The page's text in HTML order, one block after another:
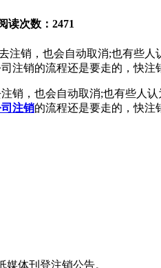
读次数： 2471
注销，也会自动取消;也有些
注销的流程还是要走的，快注
销，也会自动取消;也有些人认
注销的流程还是要走的，快注
体刊登注销公告。